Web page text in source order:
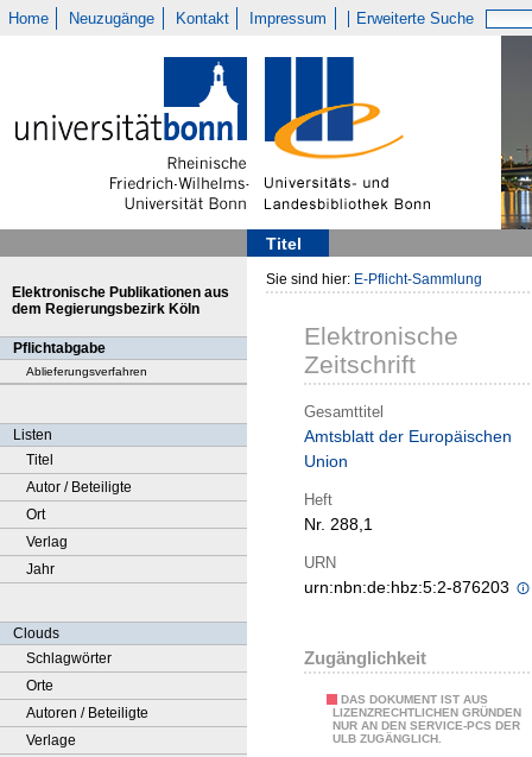
Home Neuzugänge Kontakt Impressum Erweiterte Suche
Titel
Elektronische Publikationen aus
dem Regierungsbezirk Köln
Pflichtabgabe
Ablieferungsverfahren
Listen
Titel
Autor / Beteiligte
Ort
Verlag
Jahr
Clouds
Schlagwörter
Orte
Autoren / Beteiligte
Verlage
Sie sind hier: E-Pflicht-Sammlung
Elektronische
Zeitschrift
Gesamttitel
Amtsblatt der Europäischen
Union
Heft
Nr. 288,1
URN
urn:nbn:de:hbz:5:2-876203
Zugänglichkeit
DAS DOKUMENT IST AUS
LIZENZRECHTLICHEN GRÜNDEN
NUR AN DEN SERVICE-PCS DER
ULB ZUGÄNGLICH.